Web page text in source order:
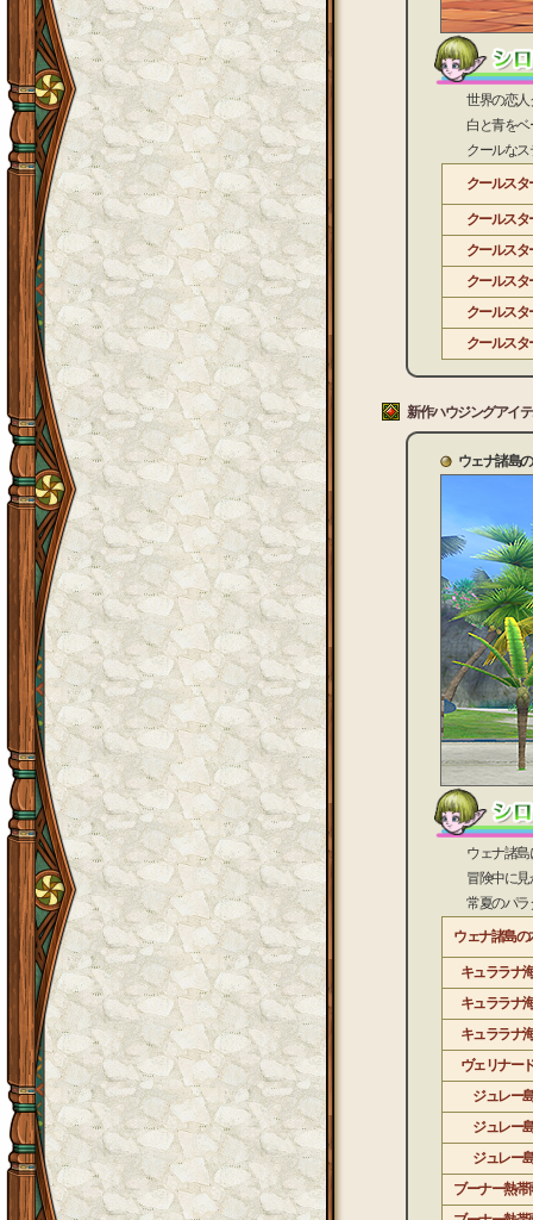
世界の恋人ク
白と青をベー
クールなステ
クールスタ
クールスタ
クールスタ
クールスタ
クールスタ
クールスタ
新作ハウジングアイ
ウェナ諸島
ウェナ諸島に
冒険中に見か
常夏のパラダ
ウェナ諸島の
キュララナ
キュララナ
キュララナ
ヴェリナー
ジュレー
ジュレー
ジュレー
ブーナー熱帯